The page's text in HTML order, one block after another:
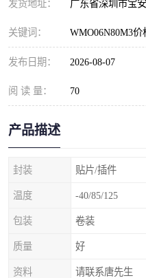
发货地址： 广东省深圳市宝
关键词： WMO06N80M3价
发布日期： 2026-08-07
阅 读 量： 70
产品描述
封装 贴片/插件
温度 -40/85/125
包装 卷装
质量 好
资料 请联系唐先生